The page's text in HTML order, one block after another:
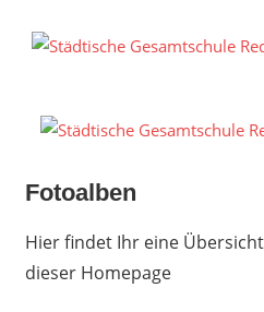
Inhalt
Fotoalben
Hier findet Ihr eine
dieser Homepage